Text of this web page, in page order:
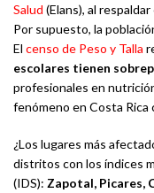
Salud (Elans), al
Por supuesto, la
El censo de Peso y Talla
escolares tienen
profesionales en
fenómeno en Costa Rica
¿Los lugares más
distritos con los índices
(IDS): Zapotal, Picares,